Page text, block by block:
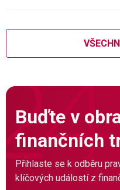
Buďte v
finančních
Přihlaste se k odběru
klíčových událostí z